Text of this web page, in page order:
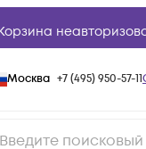
Москва +7 (495) 950-57-11